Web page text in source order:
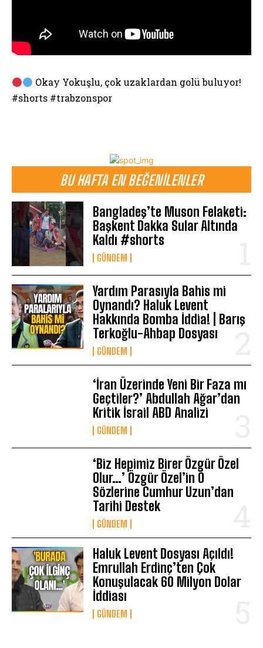
BU HAFTA EN BEĞENILENLER
Bangladeş’te Muson Felaketi:
Başkent Dakka Sular Altında
Kaldı #shorts
GÜNDEM
Yardım Parasıyla Bahis mi
Oynandı? Haluk Levent
Hakkında Bomba İddia! | Barış
Terkoğlu-Ahbap Dosyası
GÜNDEM
‘İran Üzerinde Yeni Bir Faza mı
Geçtiler?’ Abdullah Ağar’dan
Kritik İsrail ABD Analizi
GÜNDEM
‘Biz Hepimiz Birer Özgür Özel
Olur…’ Özgür Özel’in O
Sözlerine Cumhur Uzun’dan
Tarihi Destek
GÜNDEM
Haluk Levent Dosyası Açıldı!
Emrullah Erdinç’ten Çok
Konuşulacak 60 Milyon Dolar
İddiası
GÜNDEM
Okay Yokuşlu, çok uzaklardan golü buluyor!
#shorts #trabzonspor